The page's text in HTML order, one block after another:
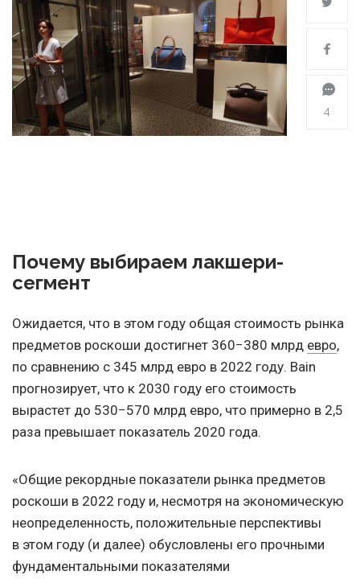
4
Почему выбираем лакшери-
сегмент
Ожидается, что в этом году общая стоимость рынка
предметов роскоши достигнет 360−380 млрд евро,
по сравнению с 345 млрд евро в 2022 году. Bain
прогнозирует, что к 2030 году его стоимость
вырастет до 530−570 млрд евро, что примерно в 2,5
раза превышает показатель 2020 года.
«Общие рекордные показатели рынка предметов
роскоши в 2022 году и, несмотря на экономическую
неопределенность, положительные перспективы
в этом году (и далее) обусловлены его прочными
фундаментальными показателями